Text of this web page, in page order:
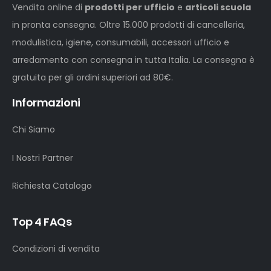
Vendita online di prodotti per ufficio e articoli scuola
in pronta consegna. Oltre 15.000 prodotti di cancelleria,
modulistica, igiene, consumabili, accessori ufficio e
arredamento con consegna in tutta Italia. La consegna è
gratuita per gli ordini superiori ad 80€.
Informazioni
Chi Siamo
I Nostri Partner
Richiesta Catalogo
Top 4 FAQs
Condizioni di vendita